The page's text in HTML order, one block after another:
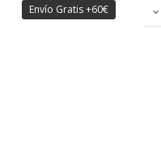
Envío Gratis +60€